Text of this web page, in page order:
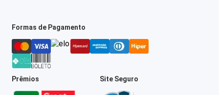
Formas de Pagamento
Prêmios Site Seguro